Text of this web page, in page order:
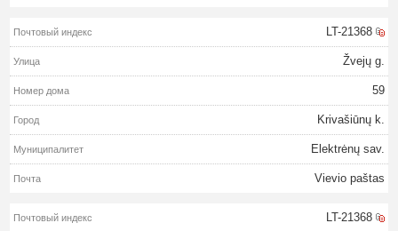
LT-21368
Žvejų g.
59
Krivašiūnų k.
Elektrėnų sav.
Vievio paštas
LT-21368